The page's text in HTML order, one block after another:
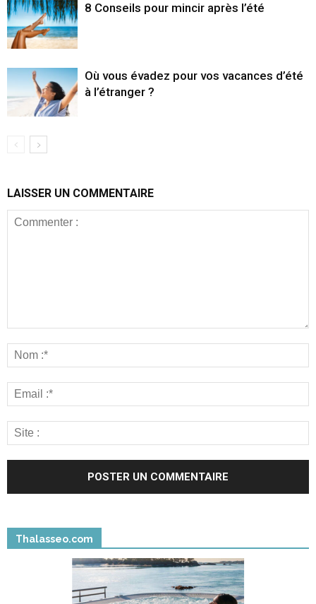
8 Conseils pour mincir après l’été
Où vous évadez pour vos vacances d’été
à l’étranger ?
LAISSER UN COMMENTAIRE
Thalasseo.com